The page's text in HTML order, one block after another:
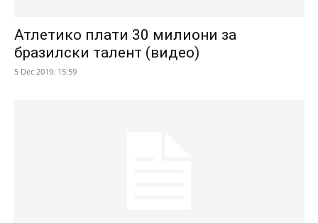
Атлетико плати 30 милиони за
бразилски талент (видео)
5 Dec 2019. 15:59